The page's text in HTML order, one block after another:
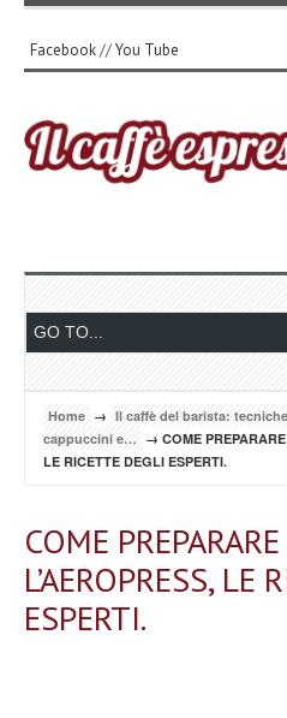
Facebook//You Tube
Home → Il caffè del barista:
cappuccini e… → COME PREPARARE
LE RICETTE DEGLI ESPERTI.
COME
L’AEROPRESS, LE
ESPERTI.